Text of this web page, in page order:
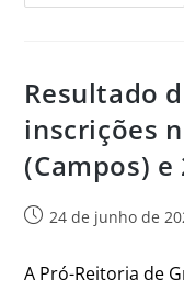
Resultado
inscrições
(Campos) e
24 de junho de
A Pró-Reitoria de